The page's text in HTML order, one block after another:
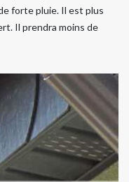
forte pluie. Il est plus
Il prendra moins de